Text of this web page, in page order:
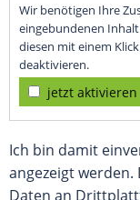
Wir benötigen Ihre
eingebundenen
diesen mit einem
deaktivieren.
jetzt aktivieren
Ich bin damit
angezeigt
Daten an